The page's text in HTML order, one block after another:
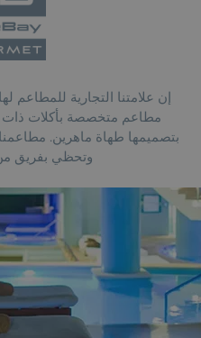
إن علامتنا التجارية للمطاعم
مطاعم متخصصة بأكلات ذات
بتصميمها طهاة ماهرين.
وتحظي بفريق